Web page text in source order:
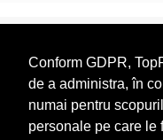
Conform GDPR,
de a administra, în
numai pentru
personale pe care le
Topurile sunt realizate
depuse si au scop
Este interzisa folosirea
precizarea sursei.